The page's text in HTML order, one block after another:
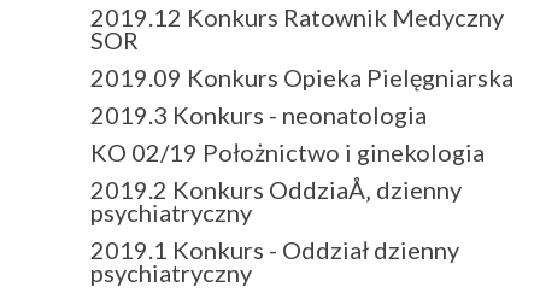
2019.12 Konkurs Ratownik Medyczny
SOR
2019.09 Konkurs Opieka Pielęgniarska
2019.3 Konkurs - neonatologia
KO 02/19 Położnictwo i ginekologia
2019.2 Konkurs OddziaÅ‚ dzienny
psychiatryczny
2019.1 Konkurs - Oddział dzienny
psychiatryczny